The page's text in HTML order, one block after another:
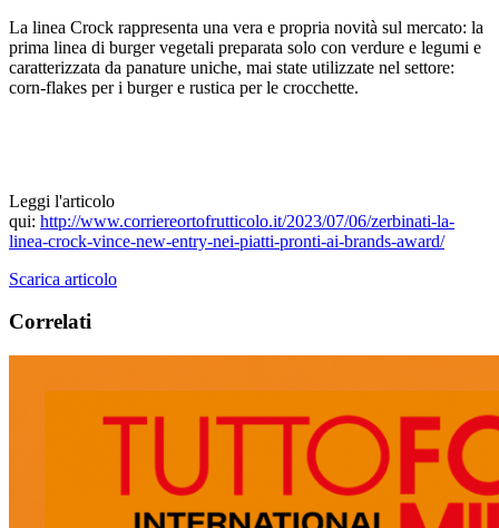
La linea Crock rappresenta una vera e propria novità sul mercato: la
prima linea di burger vegetali preparata solo con verdure e legumi e
caratterizzata da panature uniche, mai state utilizzate nel settore:
corn-flakes per i burger e rustica per le crocchette.
Leggi l'articolo
qui: http://www.corriereortofrutticolo.it/2023/07/06/zerbinati-la-
linea-crock-vince-new-entry-nei-piatti-pronti-ai-brands-award/
Scarica articolo
Correlati